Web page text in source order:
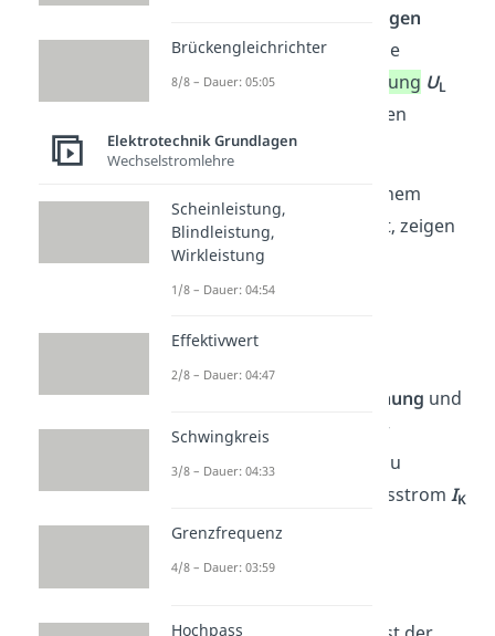
hochohmigen
Messgerätes, entspricht die
berechneteLeerlaufspannung UL
sehr genau der gemessenen
Klemmenspannung
Wie du die Spannung in einem
Stromkreis messen kannst, zeigen
wir dir indiesem Video
Kurzschluss
Leerlaufspannung und
desInnenwiderstands
der
Spannungsquelle kannst du
außerdem den Kurzschlussstrom IK
berechnen:
Brückengleichrichter
8/8 – Dauer: 05:05
Elektrotechnik Grundlagen
Wechselstromlehre
Scheinleistung,
Blindleistung,
Wirkleistung
1/8 – Dauer: 04:54
Effektivwert
2/8 – Dauer: 04:47
Schwingkreis
3/8 – Dauer: 04:33
Grenzfrequenz
4/8 – Dauer: 03:59
Hochpass